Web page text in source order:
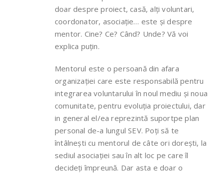
doar despre proiect, casă, alți voluntari,
coordonator, asociație… este și despre
mentor. Cine? Ce? Când? Unde? Vă voi
explica puțin.
Mentorul este o persoană din afara
organizației care este responsabilă pentru
integrarea voluntarului în noul mediu și noua
comunitate, pentru evoluția proiectului, dar
in general el/ea reprezintă suportpe plan
personal de-a lungul SEV. Poți să te
întâlnești cu mentorul de câte ori dorești, la
sediul asociației sau în alt loc pe care îl
decideți împreună. Dar asta e doar o